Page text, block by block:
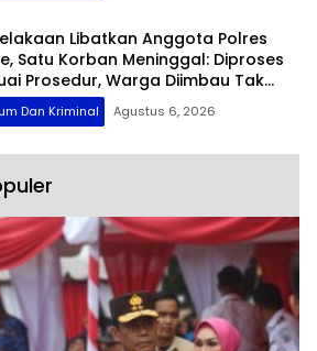
Libatkan Anggota Polres
Satu Korban Meninggal: Diproses
Prosedur, Warga Diimbau Tak
Dan Kriminal Agustus 6, 2026